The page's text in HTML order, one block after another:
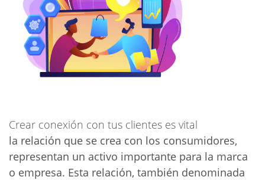
Crear conexión con tus clientes es vital
la relación que se crea con los consumidores,
representan un activo importante para la marca
o empresa. Esta relación, también denominada